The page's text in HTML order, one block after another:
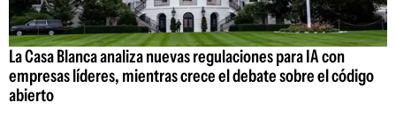
La Casa Blanca analiza nuevas regulaciones para IA con
empresas líderes, mientras crece el debate sobre el código
abierto